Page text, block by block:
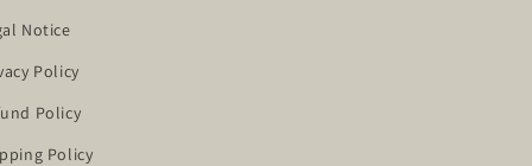
Notice
Policy
Policy
Policy